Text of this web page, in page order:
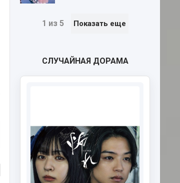
1 из 5 Показать еще
СЛУЧАЙНАЯ ДОРАМА